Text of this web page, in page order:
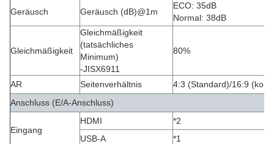
Geräusch Geräusch (dB)@1m
ECO: 35dB
Normal: 38dB
Gleichmäßigkeit
Gleichmäßigkeit
(tatsächliches
Minimum)
-JISX6911
80%
AR Seitenverhältnis
4:3 (Standard)/16:9
Anschluss (E/A-Anschluss)
Eingang
HDMI
*2
USB-A
*1